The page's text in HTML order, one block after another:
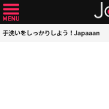
手洗いをしっかりしよう！Japaaan